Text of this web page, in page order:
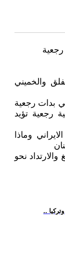
والخميني
بدات رجعية
ارهابية رجعية تؤيد
وماذا
نحو